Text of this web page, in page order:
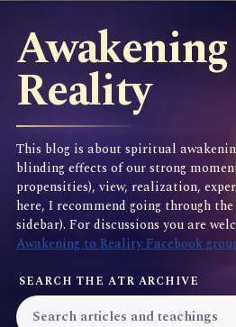
Reality
This blog is about spiritual
blinding effects of our strong
propensities), view, realization,
here, I recommend going through
sidebar). For discussions you are
Awakening to Reality Facebook
SEARCH THE ATR ARCHIVE